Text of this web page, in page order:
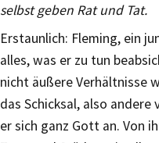
selbst geben Rat und Tat.
Erstaunlich: Fleming, ein
alles, was er zu tun
nicht äußere Verhältnisse
das Schicksal, also
er sich ganz Gott an. Von